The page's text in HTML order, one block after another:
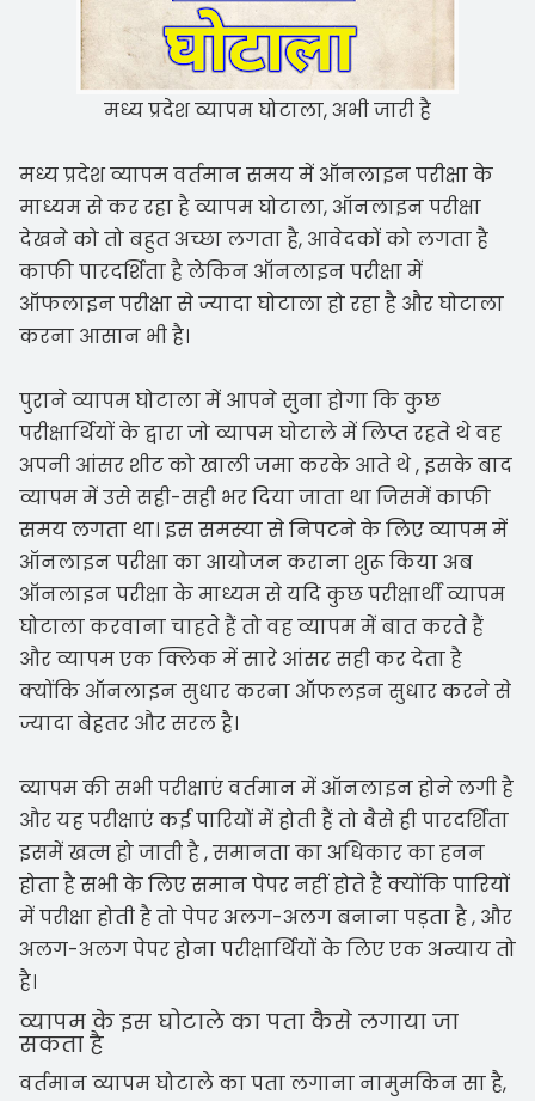
मध्य प्रदेश व्यापम घोटाला, अभी जारी है
मध्य प्रदेश व्यापम वर्तमान समय में ऑनलाइन परीक्षा के
माध्यम से कर रहा है व्यापम घोटाला, ऑनलाइन परीक्षा
देखने को तो बहुत अच्छा लगता है, आवेदकों को लगता है
काफी पारदर्शिता है लेकिन ऑनलाइन परीक्षा में
ऑफलाइन परीक्षा से ज्यादा घोटाला हो रहा है और घोटाला
करना आसान भी है।
पुराने व्यापम घोटाला में आपने सुना होगा कि कुछ
परीक्षार्थियों के द्वारा जो व्यापम घोटाले में लिप्त रहते थे वह
अपनी आंसर शीट को खाली जमा करके आते थे , इसके बाद
व्यापम में उसे सही-सही भर दिया जाता था जिसमें काफी
समय लगता था। इस समस्या से निपटने के लिए व्यापम में
ऑनलाइन परीक्षा का आयोजन कराना शुरू किया अब
ऑनलाइन परीक्षा के माध्यम से यदि कुछ परीक्षार्थी व्यापम
घोटाला करवाना चाहते हैं तो वह व्यापम में बात करते हैं
और व्यापम एक क्लिक में सारे आंसर सही कर देता है
क्योंकि ऑनलाइन सुधार करना ऑफलइन सुधार करने से
ज्यादा बेहतर और सरल है।
व्यापम की सभी परीक्षाएं वर्तमान में ऑनलाइन होने लगी है
और यह परीक्षाएं कई पारियों में होती हैं तो वैसे ही पारदर्शिता
इसमें खत्म हो जाती है , समानता का अधिकार का हनन
होता है सभी के लिए समान पेपर नहीं होते हैं क्योंकि पारियों
में परीक्षा होती है तो पेपर अलग-अलग बनाना पड़ता है , और
अलग-अलग पेपर होना परीक्षार्थियों के लिए एक अन्याय तो
है।
व्यापम के इस घोटाले का पता कैसे लगाया जा
सकता है
वर्तमान व्यापम घोटाले का पता लगाना नामुमकिन सा है,